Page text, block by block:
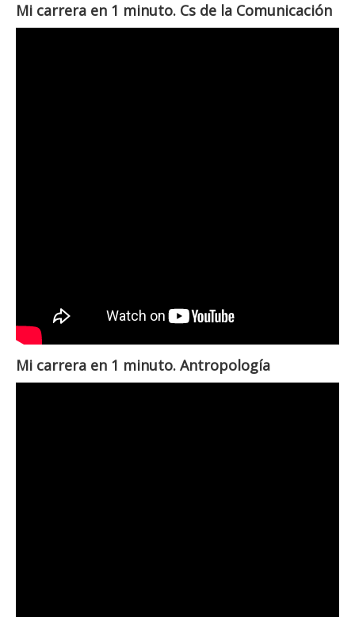
Mi carrera en 1 minuto. Cs de la Comunicación
Mi carrera en 1 minuto. Antropología